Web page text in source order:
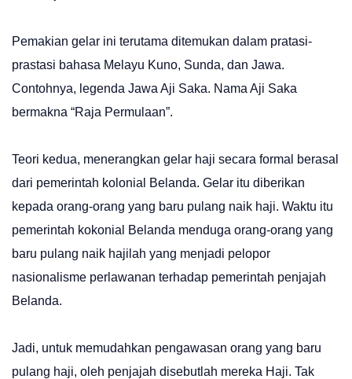
Pemakian gelar ini terutama ditemukan dalam pratasi-
prastasi bahasa Melayu Kuno, Sunda, dan Jawa.
Contohnya, legenda Jawa Aji Saka. Nama Aji Saka
bermakna “Raja Permulaan”.
Teori kedua, menerangkan gelar haji secara formal berasal
dari pemerintah kolonial Belanda. Gelar itu diberikan
kepada orang-orang yang baru pulang naik haji. Waktu itu
pemerintah kokonial Belanda menduga orang-orang yang
baru pulang naik hajilah yang menjadi pelopor
nasionalisme perlawanan terhadap pemerintah penjajah
Belanda.
Jadi, untuk memudahkan pengawasan orang yang baru
pulang haji, oleh penjajah disebutlah mereka Haji. Tak